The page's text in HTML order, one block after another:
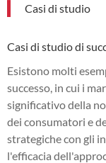
Casi di studio
Casi di studio di
Esistono molti
successo, in cui i
significativo della
dei consumatori e
strategiche con gli
l'efficacia